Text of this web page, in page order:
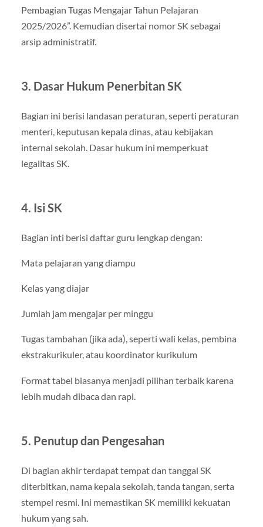
Pembagian Tugas Mengajar Tahun Pelajaran
2025/2026”. Kemudian disertai nomor SK sebagai
arsip administratif.
3. Dasar Hukum Penerbitan SK
Bagian ini berisi landasan peraturan, seperti peraturan
menteri, keputusan kepala dinas, atau kebijakan
internal sekolah. Dasar hukum ini memperkuat
legalitas SK.
4. Isi SK
Bagian inti berisi daftar guru lengkap dengan:
Mata pelajaran yang diampu
Kelas yang diajar
Jumlah jam mengajar per minggu
Tugas tambahan (jika ada), seperti wali kelas, pembina
ekstrakurikuler, atau koordinator kurikulum
Format tabel biasanya menjadi pilihan terbaik karena
lebih mudah dibaca dan rapi.
5. Penutup dan Pengesahan
Di bagian akhir terdapat tempat dan tanggal SK
diterbitkan, nama kepala sekolah, tanda tangan, serta
stempel resmi. Ini memastikan SK memiliki kekuatan
hukum yang sah.